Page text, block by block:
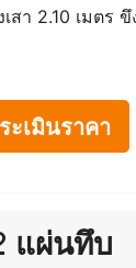
สา 2.10 เมตร
เมินราคา
แผ่นทึบ